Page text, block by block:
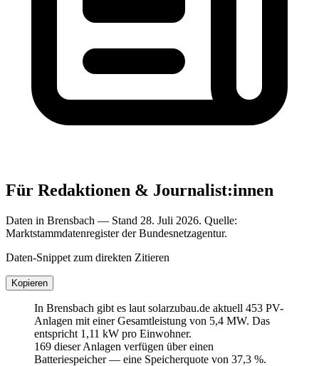
Für Redaktionen & Journalist:innen
Daten in Brensbach — Stand 28. Juli 2026. Quelle:
Marktstammdatenregister der Bundesnetzagentur.
Daten-Snippet zum direkten Zitieren
Kopieren
In Brensbach gibt es laut solarzubau.de aktuell 453 PV-
Anlagen mit einer Gesamtleistung von 5,4 MW. Das
entspricht 1,11 kW pro Einwohner.
169 dieser Anlagen verfügen über einen
Batteriespeicher — eine Speicherquote von 37,3 %.